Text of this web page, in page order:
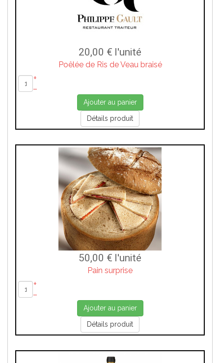
20,00 € l'unité
Poêlée de Ris de Veau braisé
+
–
Ajouter au panier
Détails produit
50,00 € l'unité
Pain surprise
+
–
Ajouter au panier
Détails produit